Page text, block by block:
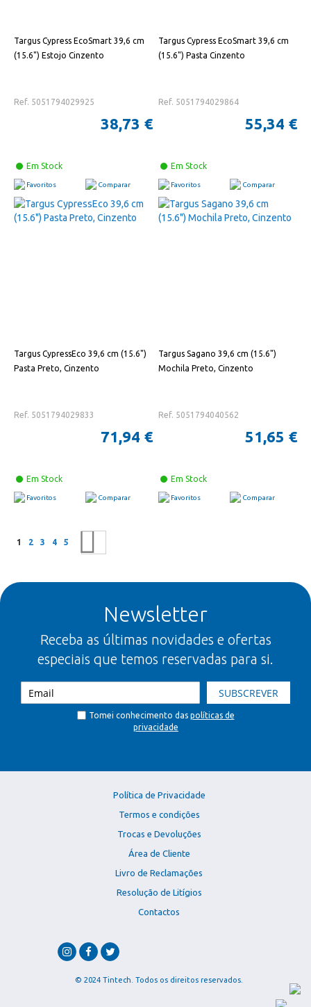
Targus Cypress EcoSmart 39,6 cm
(15.6") Estojo Cinzento
Ref. 5051794029925
38,73 €
Em Stock
Favoritos Comparar
Targus Cypress EcoSmart 39,6 cm
(15.6") Pasta Cinzento
Ref. 5051794029864
55,34 €
Em Stock
Favoritos Comparar
Targus CypressEco 39,6 cm (15.6")
Pasta Preto, Cinzento
Ref. 5051794029833
71,94 €
Em Stock
Favoritos Comparar
Targus Sagano 39,6 cm (15.6")
Mochila Preto, Cinzento
Ref. 5051794040562
51,65 €
Em Stock
Favoritos Comparar
Página
Está a ler a página
1 Página
2 Página
3 Página
4 Página
5
Newsletter
Receba as últimas novidades e ofertas
especiais que temos reservadas para si.
SUBSCREVER
Tomei conhecimento das políticas de
privacidade
Política de Privacidade
Termos e condições
Trocas e Devoluções
Área de Cliente
Livro de Reclamações
Resolução de Litígios
Contactos
© 2024 Tintech. Todos os direitos reservados.